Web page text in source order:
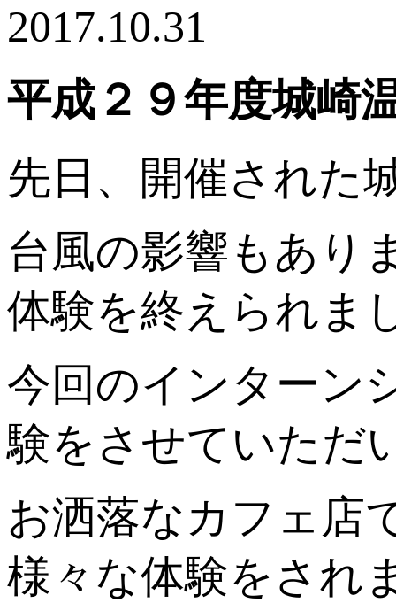
2017.10.31
平成２９年度城崎
先日、開催された
台風の影響もあり
体験を終えられま
今回のインターン
験をさせていただ
お洒落なカフェ店
様々な体験をされ